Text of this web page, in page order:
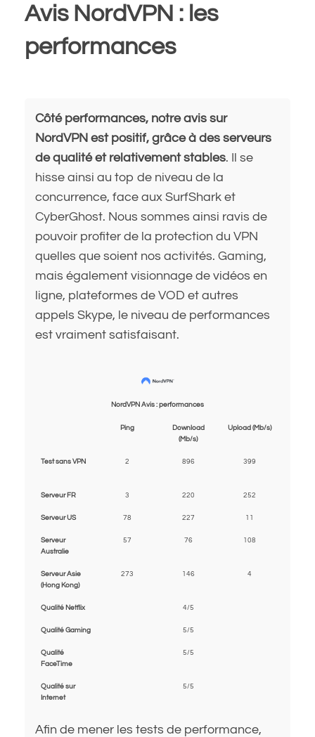
Avis NordVPN : les
performances
Côté performances, notre avis sur
NordVPN est positif, grâce à des serveurs
de qualité et relativement stables. Il se
hisse ainsi au top de niveau de la
concurrence, face aux SurfShark et
CyberGhost. Nous sommes ainsi ravis de
pouvoir profiter de la protection du VPN
quelles que soient nos activités. Gaming,
mais également visionnage de vidéos en
ligne, plateformes de VOD et autres
appels Skype, le niveau de performances
est vraiment satisfaisant.
NordVPN Avis : performances
Ping
Download
(Mb/s)
Upload (Mb/s)
Test sans VPN 2 896 399
Serveur FR 3 220 252
Serveur US 78 227 11
Serveur
Australie
57 76 108
Serveur Asie
(Hong Kong)
273 146 4
Qualité Netflix 4/5
Qualité Gaming 5/5
Qualité
FaceTime
5/5
Qualité sur
Internet
5/5
Afin de mener les tests de performance,